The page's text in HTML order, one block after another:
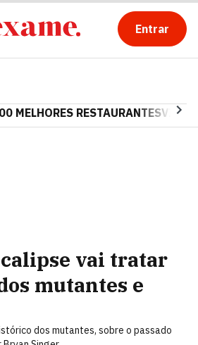
Entrar
MELHORES RESTAURANTES
vai tratar
mutantes e
dos mutantes, sobre o passado